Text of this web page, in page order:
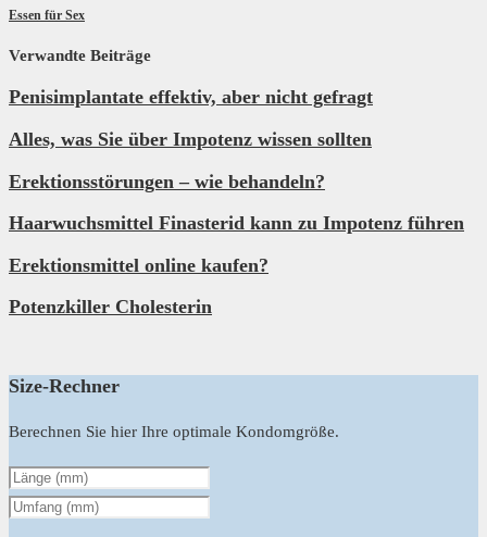
Essen für Sex
Verwandte Beiträge
Penisimplantate effektiv, aber nicht gefragt
Alles, was Sie über Impotenz wissen sollten
Erektionsstörungen – wie behandeln?
Haarwuchsmittel Finasterid kann zu Impotenz führen
Erektionsmittel online kaufen?
Potenzkiller Cholesterin
Size-Rechner
Berechnen Sie hier Ihre optimale Kondomgröße.